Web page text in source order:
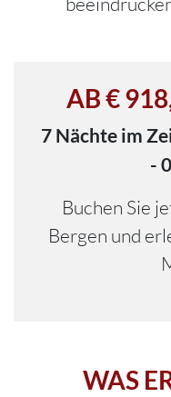
AB €
7 Nächte im
-
Buchen Sie
Bergen und
WAS